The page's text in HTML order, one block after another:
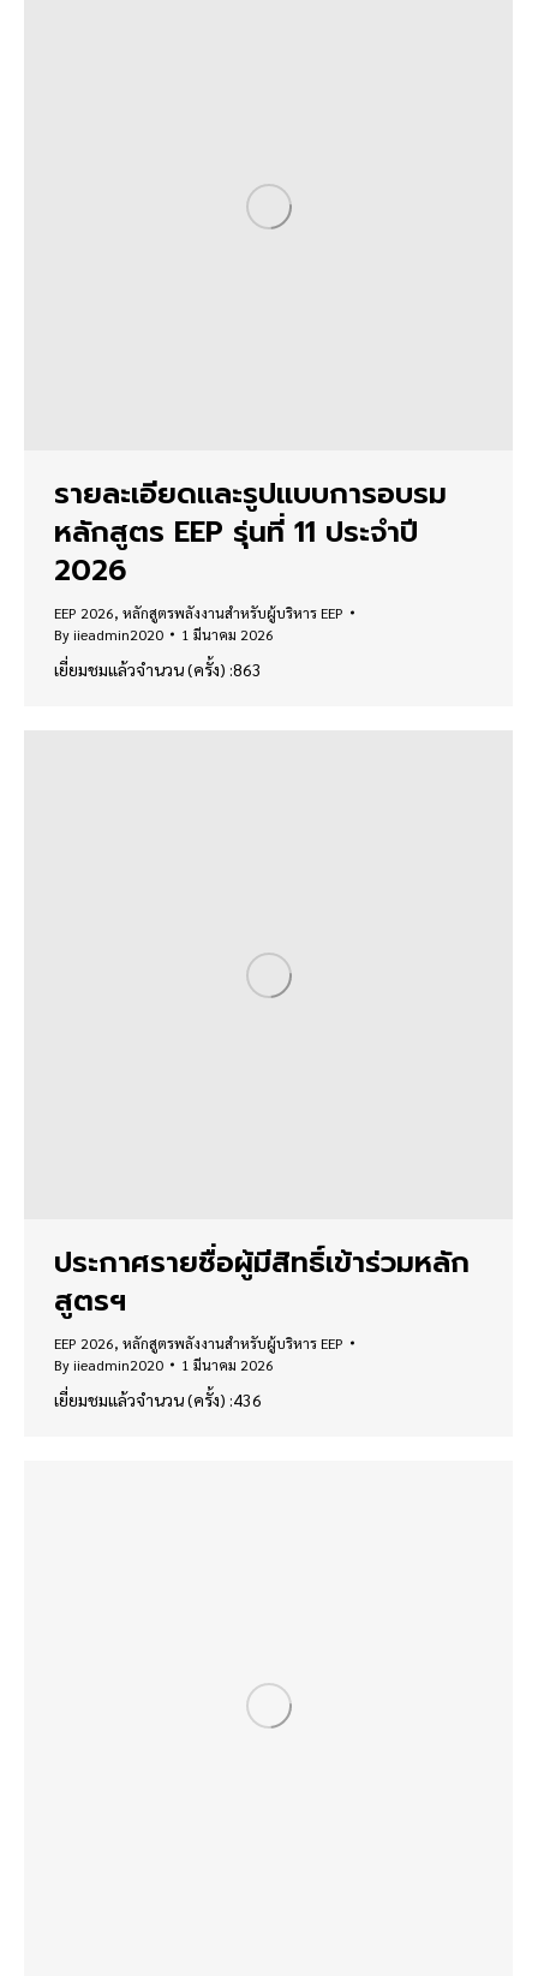
รายละเอียดและรูปแบบการอบรม
หลักสูตร EEP รุ่นที่ 11 ประจำปี
2026
EEP 2026, หลักสูตรพลังงานสำหรับผู้บริหาร EEP
By iieadmin2020 1 มีนาคม 2026
เยี่ยมชมแล้วจำนวน (ครั้ง) :863
ประกาศรายชื่อผู้มีสิทธิ์เข้าร่วมหลัก
สูตรฯ
EEP 2026, หลักสูตรพลังงานสำหรับผู้บริหาร EEP
By iieadmin2020 1 มีนาคม 2026
เยี่ยมชมแล้วจำนวน (ครั้ง) :436